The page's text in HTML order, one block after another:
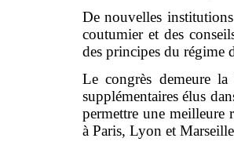
De nouvelles
coutumier et des
des principes du régime
Le congrès demeure la
supplémentaires élus
permettre une meilleure
à Paris, Lyon et